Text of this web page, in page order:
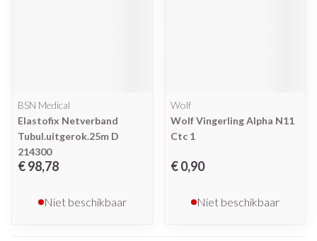
BSN Medical
Elastofix Netverband
Tubul.uitgerok.25m D
214300
€ 98,78
Niet beschikbaar
Wolf
Wolf Vingerling Alpha N11
Ctc 1
€ 0,90
Niet beschikbaar